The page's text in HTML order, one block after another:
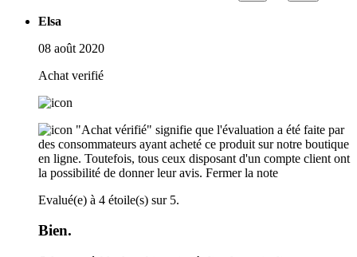
Elsa
08 août 2020
Achat verifié
"Achat vérifié" signifie que l'évaluation a été faite par
des consommateurs ayant acheté ce produit sur notre boutique
en ligne. Toutefois, tous ceux disposant d'un compte client ont
la possibilité de donner leur avis. Fermer la note
Evalué(e) à 4 étoile(s) sur 5.
Bien.